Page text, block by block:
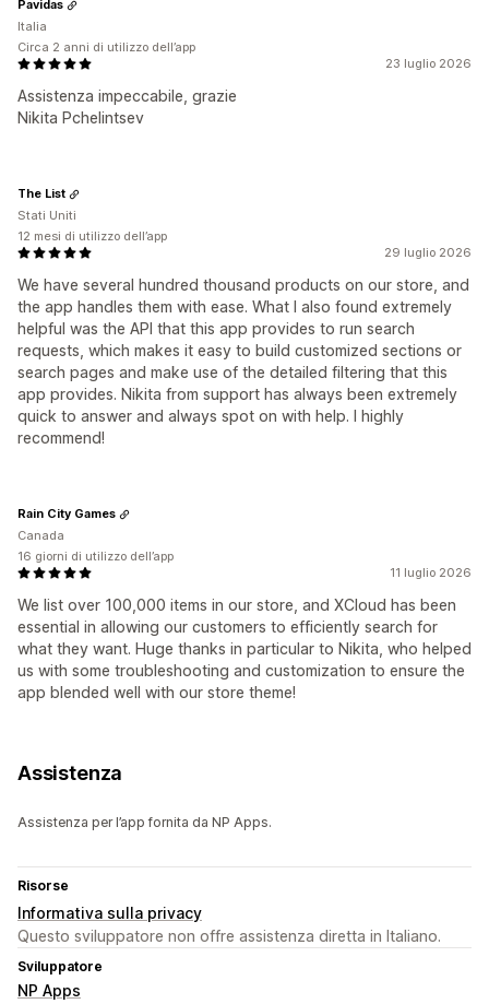
23 luglio 2026
Assistenza impeccabile, grazie
Nikita Pchelintsev
Pavidas
Italia
Circa 2 anni di utilizzo dell’app
29 luglio 2026
We have several hundred thousand products on our store, and
the app handles them with ease. What I also found extremely
helpful was the API that this app provides to run search
requests, which makes it easy to build customized sections or
search pages and make use of the detailed filtering that this
app provides. Nikita from support has always been extremely
quick to answer and always spot on with help. I highly
recommend!
The List
Stati Uniti
12 mesi di utilizzo dell’app
11 luglio 2026
We list over 100,000 items in our store, and XCloud has been
essential in allowing our customers to efficiently search for
what they want. Huge thanks in particular to Nikita, who helped
us with some troubleshooting and customization to ensure the
app blended well with our store theme!
Rain City Games
Canada
16 giorni di utilizzo dell’app
Assistenza
Assistenza per l’app fornita da NP Apps.
Risorse
Informativa sulla privacy
Questo sviluppatore non offre assistenza diretta in Italiano.
Sviluppatore
NP Apps